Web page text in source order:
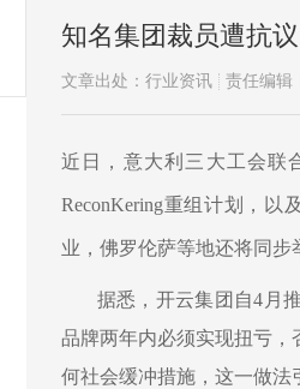
知名集团裁员遭抗
文章出处：行业资讯 责任编辑
近日， 意大利三大工会联
ReconKering重组计划，以
业，佛罗伦萨等地还将同步
据悉，开云集团自4月
品牌两年内必须实现扭亏
何社会缓冲措施，这一做法